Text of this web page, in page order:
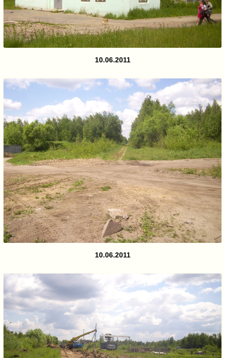
10.06.2011
10.06.2011